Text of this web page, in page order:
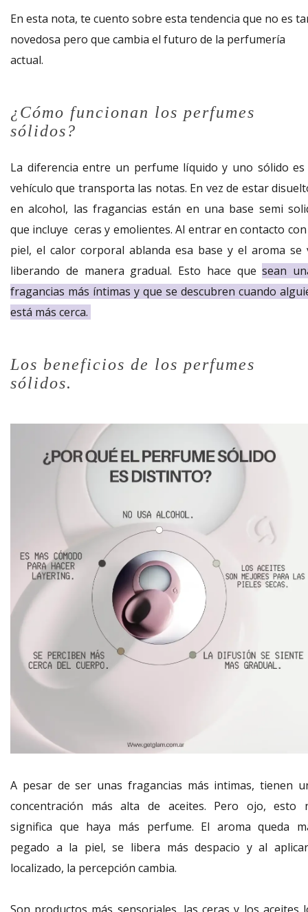
En esta nota, te cuento sobre esta tendencia que no es
novedosa pero que cambia el futuro de la perfumería
actual.
¿Cómo funcionan los perfumes
sólidos?
La diferencia entre un perfume líquido y uno sólido es
vehículo que transporta las notas. En vez de estar
en alcohol, las fragancias están en una base semi
que incluye ceras y emolientes. Al entrar en contacto
piel, el calor corporal ablanda esa base y el aroma se
liberando de manera gradual. Esto hace quesean
fragancias más íntimas y que se descubren cuando
está más cerca.
Los beneficios de los perfumes
sólidos.
A pesar de ser unas fragancias más intimas, tienen
concentración más alta de aceites. Pero ojo, esto
significa que haya más perfume. El aroma queda
pegado a la piel, se libera más despacio y al
localizado, la percepción cambia.